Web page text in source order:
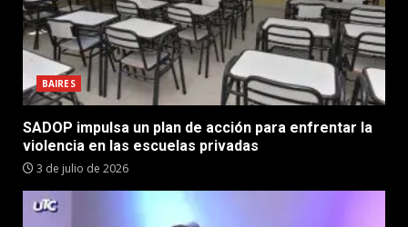
BAIRES
SADOP impulsa un plan de acción para enfrentar la
violencia en las escuelas privadas
3 de julio de 2026